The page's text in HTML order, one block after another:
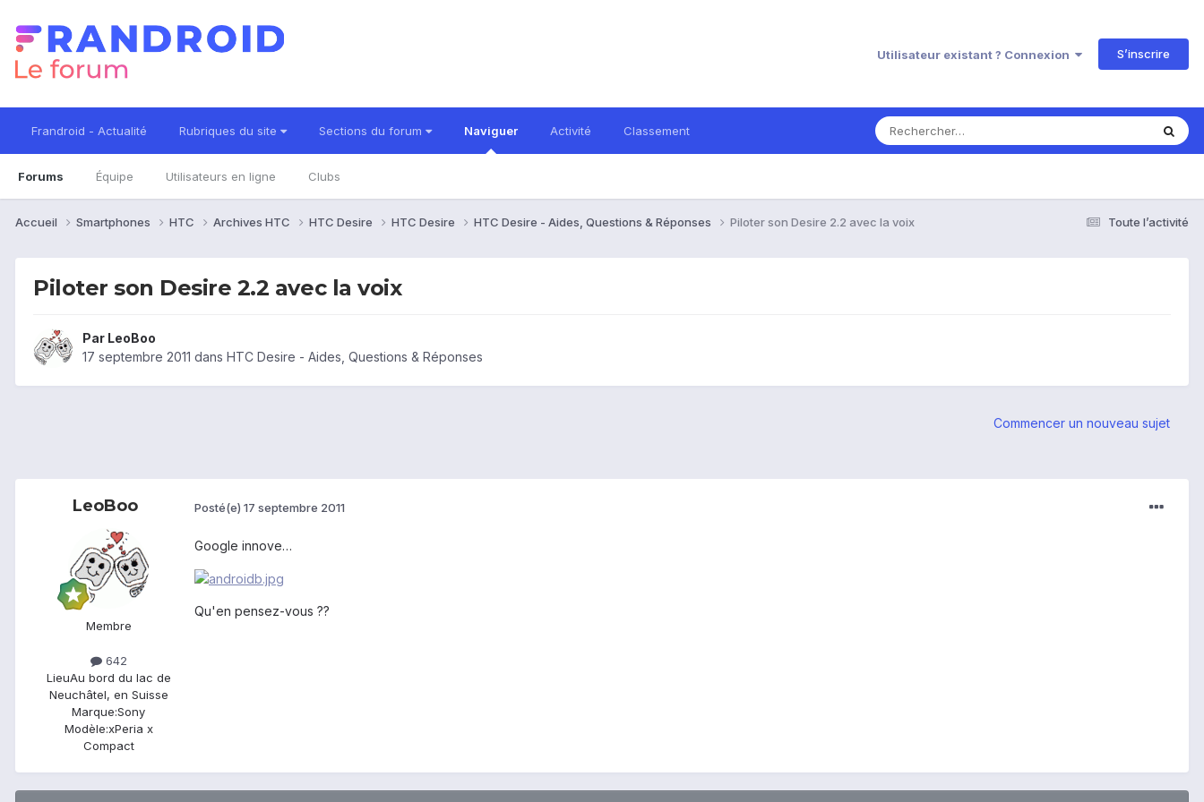
Utilisateur existant ? Connexion S’inscrire
Frandroid - Actualité Rubriques du site Sections du forum Naviguer
Forums Équipe Utilisateurs en ligne Clubs
Activité Classement
Toute l’activité
Accueil Smartphones HTC Archives HTC HTC Desire HTC Desire HTC Desire - Aides, Questions & Réponses Piloter son Desire 2.2 avec la voix
Piloter son Desire 2.2 avec la voix
Par LeoBoo
17 septembre 2011 dans HTC Desire - Aides, Questions & Réponses
Commencer un nouveau sujet
LeoBoo
Membre
642
LieuAu bord du lac de
Neuchâtel, en Suisse
Marque:Sony
Modèle:xPeria x
Compact
Posté(e) 17 septembre 2011
Google innove…
Qu'en pensez-vous ??